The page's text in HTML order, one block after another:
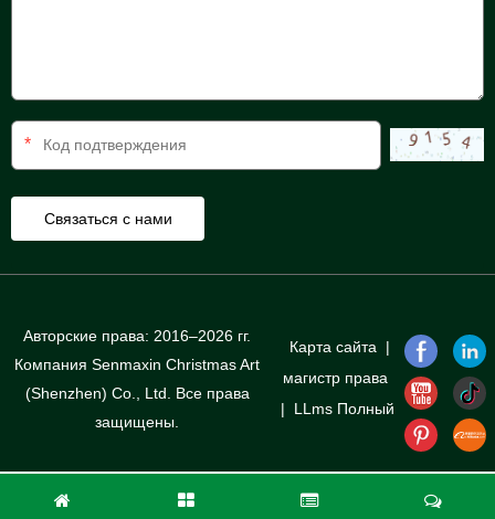
*
Авторские права: 2016–2026 гг.
Компания Senmaxin Christmas Art
(Shenzhen) Co., Ltd. Все права
защищены.
Карта сайта |
магистр права
| LLms Полный